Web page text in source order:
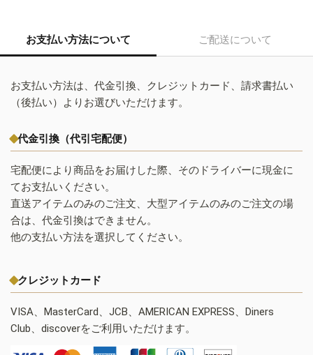
お支払い方法について ご配送について
お支払い方法は、代金引換、クレジットカード、請求書払い
（後払い）よりお選びいただけます。
代金引換（代引宅配便）
宅配便により商品をお届けした際、そのドライバーに現金に
てお支払いください。
直送アイテムのみのご注文、大型アイテムのみのご注文の場
合は、代金引換はできません。
他の支払い方法を選択してください。
クレジットカード
VISA、MasterCard、JCB、AMERICAN EXPRESS、Diners
Club、discoverをご利用いただけます。